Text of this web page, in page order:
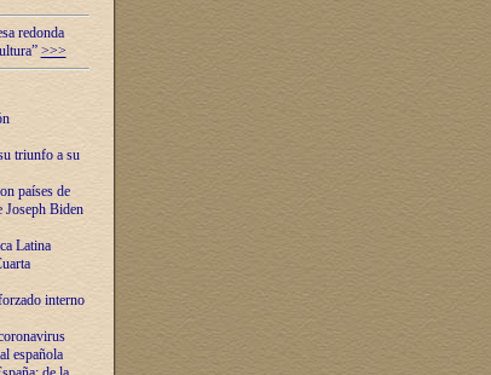
redonda
>>>
triunfo a su
países de
Joseph Biden
Latina
interno
española